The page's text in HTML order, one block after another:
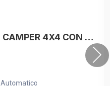
VOLKSWAGEN COMBI CAMPER 4X4 CON LITIO! VOLTURA INCLUSA SENZA RITIRO!
Automatico